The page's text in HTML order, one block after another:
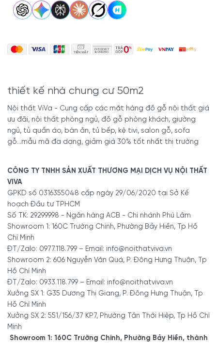
thiết kế nhà chung cư 50m2
Nội thất ViVa - Cung cấp các mặt hàng đồ gỗ nội thất giá
ưu đãi, nội thất phòng ngủ, đồ gỗ phòng khách, giường
ngủ, tủ quần áo, bàn ăn, tủ bếp, kệ tivi, salon gỗ, sofa
gỗ...mẫu mã đa dạng, giảm giá 30% tốt nhất thị trường
CÔNG TY TNHH SẢN XUẤT THƯƠNG MẠI DỊCH VỤ NỘI THẤT
VIVA
GPKD số 0316355048 cấp ngày 29/06/2020 tại Sở Kế
hoạch Đầu tư TPHCM
Số TK: 29299998 - Ngân hàng ACB - Chi nhánh Phú Lâm
Showroom 1: 160C Trường Chinh, Phường Bảy Hiền, Tp Hồ
Chí Minh
ĐT/Zalo: 0977.118.799 – Email: info@noithatviva.vn
Showroom 2: 606 Nguyễn Văn Quá, P. Đông Hưng Thuận, Tp
Hồ Chí Minh
ĐT/Zalo: 0933.118.799 – Email: info@noithatviva.vn
Xưởng SX 1: G35 Dương Thị Giang, P. Đông Hưng Thuận, Tp
Hồ Chí Minh
Xưởng SX 2: 551/156/37 KP7, Phường Tân Thới Hiệp, Tp Hồ Chí
Minh
Showroom 1: 160C Trường Chinh, Phường Bảy Hiền, thành